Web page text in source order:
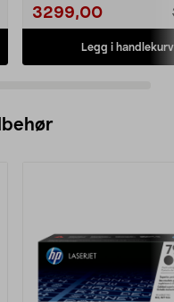
3299,00
Legg i handlekurv